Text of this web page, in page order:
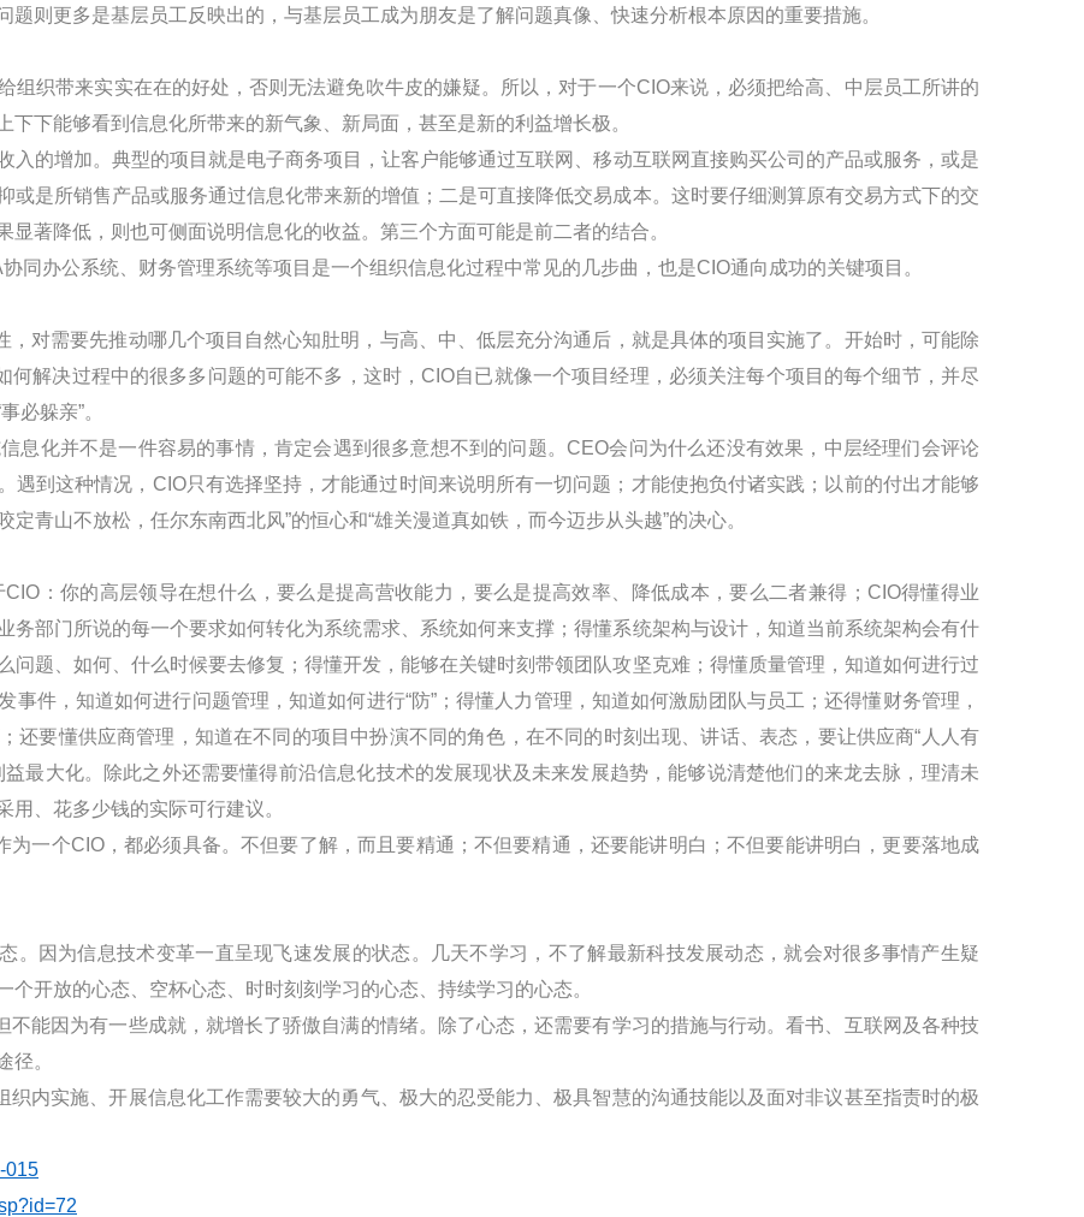
则更多是基层员工反映出的，与基层员工成为朋友是了解问题真像、快速分析根本原因的重要措施。
组织带来实实在在的好处，否则无法避免吹牛皮的嫌疑。所以，对于一个CIO来说，必须把给高、中层员工所讲的
下能够看到信息化所带来的新气象、新局面，甚至是新的利益增长极。
入的增加。典型的项目就是电子商务项目，让客户能够通过互联网、移动互联网直接购买公司的产品或服务，或是
或是所销售产品或服务通过信息化带来新的增值；二是可直接降低交易成本。这时要仔细测算原有交易方式下的交
著降低，则也可侧面说明信息化的收益。第三个方面可能是前二者的结合。
协同办公系统、财务管理系统等项目是一个组织信息化过程中常见的几步曲，也是CIO通向成功的关键项目。
，对需要先推动哪几个项目自然心知肚明，与高、中、低层充分沟通后，就是具体的项目实施了。开始时，可能除
解决过程中的很多多问题的可能不多，这时， CIO自已就像一个项目经理，必须关注每个项目的每个细节，并尽
必躲亲”。
息化并不是一件容易的事情，肯定会遇到很多意想不到的问题。 CEO会问为什么还没有效果，中层经理们会评论
遇到这种情况， CIO只有选择坚持，才能通过时间来说明所有一切问题；才能使抱负付诸实践；以前的付出才能够
定青山不放松，任尔东南西北风”的恒心和“雄关漫道真如铁，而今迈步从头越”的决心。
CIO ：你的高层领导在想什么，要么是提高营收能力，要么是提高效率、降低成本，要么二者兼得； CIO得懂得业
务部门所说的每一个要求如何转化为系统需求、系统如何来支撑；得懂系统架构与设计，知道当前系统架构会有什
问题、如何、什么时候要去修复；得懂开发，能够在关键时刻带领团队攻坚克难；得懂质量管理，知道如何进行过
件，知道如何进行问题管理，知道如何进行“防”；得懂人力管理，知道如何激励团队与员工；还得懂财务管理，
还要懂供应商管理，知道在不同的项目中扮演不同的角色，在不同的时刻出现、讲话、表态，要让供应商“人人有
最大化。除此之外还需要懂得前沿信息化技术的发展现状及未来发展趋势，能够说清楚他们的来龙去脉，理清未
、花多少钱的实际可行建议。
为一个CIO，都必须具备。不但要了解，而且要精通；不但要精通，还要能讲明白；不但要能讲明白，更要落地成
。因为信息技术变革一直呈现飞速发展的状态。几天不学习，不了解最新科技发展动态，就会对很多事情产生疑
开放的心态、空杯心态、时时刻刻学习的心态、持续学习的心态。
不能因为有一些成就，就增长了骄傲自满的情绪。除了心态，还需要有学习的措施与行动。看书、互联网及各种技
径。
织内实施、开展信息化工作需要较大的勇气、极大的忍受能力、极具智慧的沟通技能以及面对非议甚至指责时的极
015